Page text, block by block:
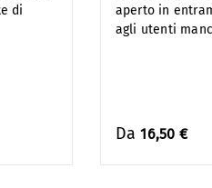
di
aperto in
agli utenti
Da16,50 €